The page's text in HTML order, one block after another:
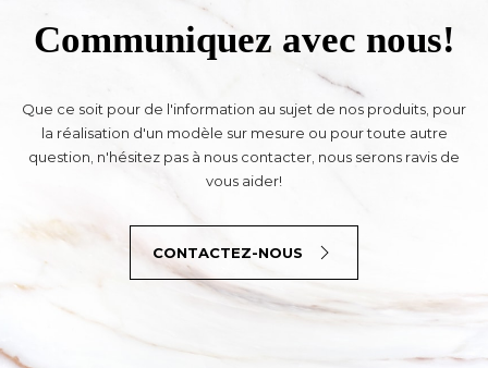
Communiquez avec nous!
Que ce soit pour de l'information au sujet de nos produits, pour
la réalisation d'un modèle sur mesure ou pour toute autre
question, n'hésitez pas à nous contacter, nous serons ravis de
vous aider!
CONTACTEZ-NOUS